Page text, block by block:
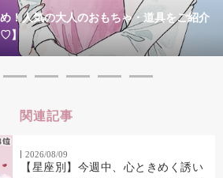
！人気の大人のおもちゃ・道具をご紹介
♡】
関連記事
2026/08/09
【星座別】今週中、心ときめく誘い